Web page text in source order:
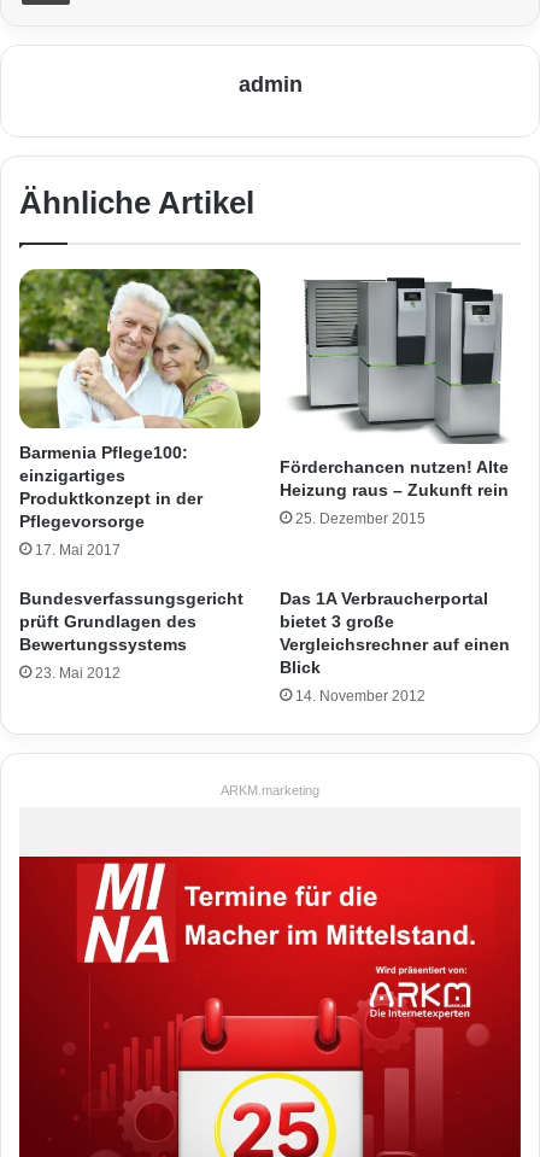
admin
Ähnliche Artikel
Barmenia Pflege100:
einzigartiges
Produktkonzept in der
Pflegevorsorge
17. Mai 2017
Förderchancen nutzen! Alte
Heizung raus – Zukunft rein
25. Dezember 2015
Bundesverfassungsgericht
prüft Grundlagen des
Bewertungssystems
23. Mai 2012
Das 1A Verbraucherportal
bietet 3 große
Vergleichsrechner auf einen
Blick
14. November 2012
ARKM.marketing